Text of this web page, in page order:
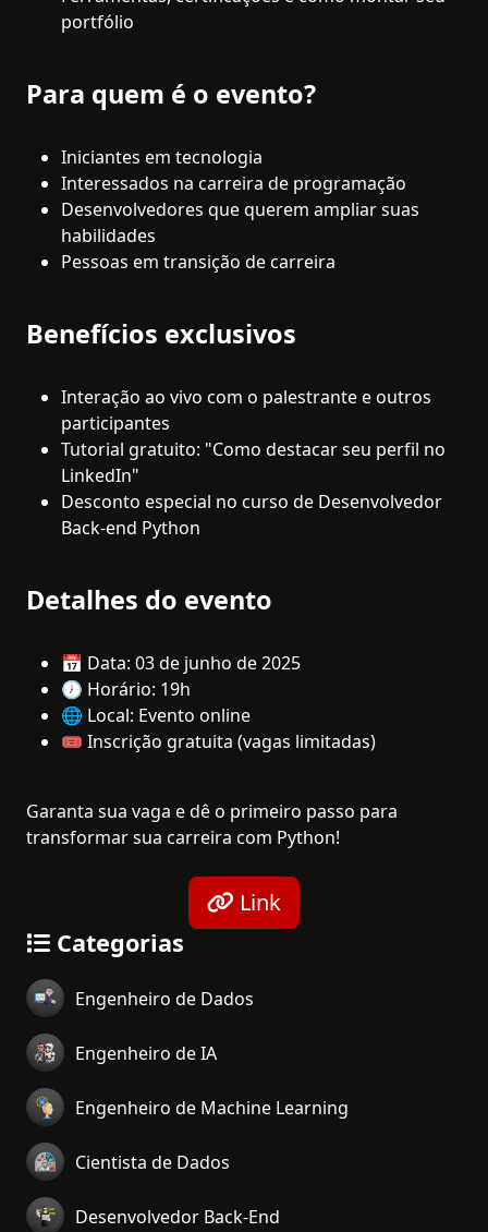
portfólio
Para quem é o evento?
Iniciantes em tecnologia
Interessados na carreira de programação
Desenvolvedores que querem ampliar suas
habilidades
Pessoas em transição de carreira
Benefícios exclusivos
Interação ao vivo com o palestrante e outros
participantes
Tutorial gratuito: "Como destacar seu perfil no
LinkedIn"
Desconto especial no curso de Desenvolvedor
Back-end Python
Detalhes do evento
📅 Data: 03 de junho de 2025
🕖 Horário: 19h
🌐 Local: Evento online
🎟️ Inscrição gratuita (vagas limitadas)
Garanta sua vaga e dê o primeiro passo para
transformar sua carreira com Python!
Link
Categorias
Engenheiro de Dados
Engenheiro de IA
Engenheiro de Machine Learning
Cientista de Dados
Desenvolvedor Back-End